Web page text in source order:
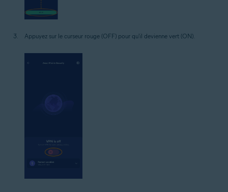
Appuyez sur le curseur rouge (OFF) pour qu'il devienne vert (ON).